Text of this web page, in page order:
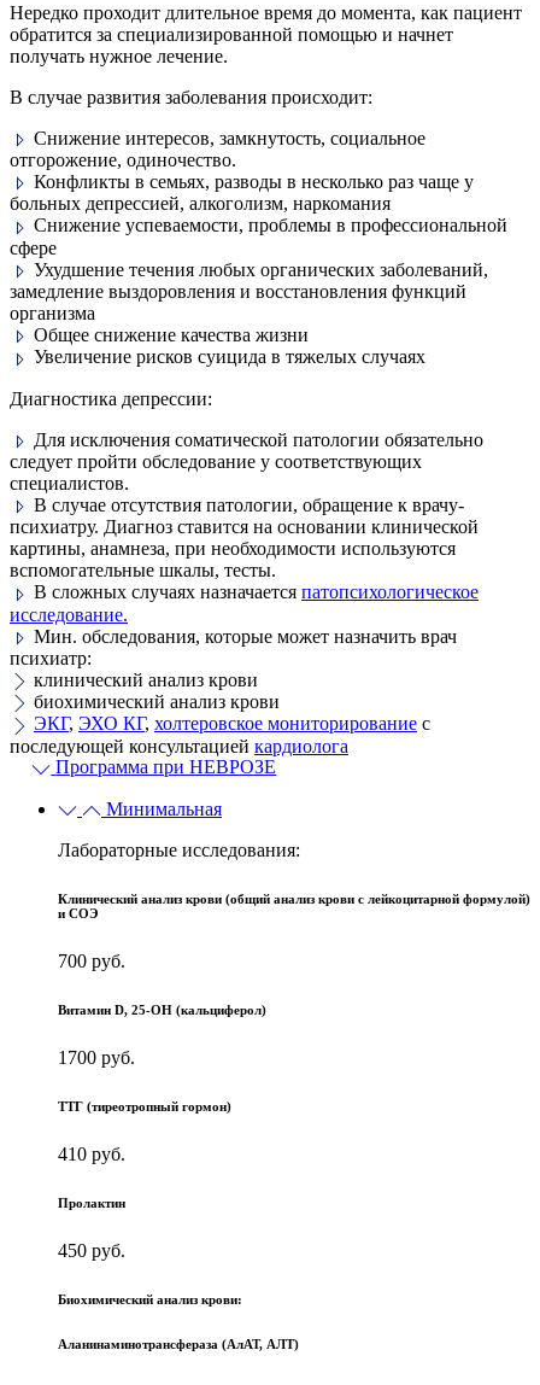
Нередко проходит длительное время до момента, как пациент
обратится за специализированной помощью и начнет
получать нужное лечение.
В случае развития заболевания происходит:
Снижение интересов, замкнутость, социальное
отгорожение, одиночество.
Конфликты в семьях, разводы в несколько раз чаще у
больных депрессией, алкоголизм, наркомания
Снижение успеваемости, проблемы в профессиональной
сфере
Ухудшение течения любых органических заболеваний,
замедление выздоровления и восстановления функций
организма
Общее снижение качества жизни
Увеличение рисков суицида в тяжелых случаях
Диагностика депрессии:
Для исключения соматической патологии обязательно
следует пройти обследование у соответствующих
специалистов.
В случае отсутствия патологии, обращение к врачу-
психиатру. Диагноз ставится на основании клинической
картины, анамнеза, при необходимости используются
вспомогательные шкалы, тесты.
В сложных случаях назначается патопсихологическое
исследование.
Мин. обследования, которые может назначить врач
психиатр:
клинический анализ крови
биохимический анализ крови
ЭКГ, ЭХО КГ, холтеровское мониторирование с
последующей консультацией кардиолога
Программа при НЕВРОЗЕ
Минимальная
Лабораторные исследования:
Клинический анализ крови (общий анализ крови с лейкоцитарной формулой)
и СОЭ
700 руб.
Витамин D, 25-OH (кальциферол)
1700 руб.
ТТГ (тиреотропный гормон)
410 руб.
Пролактин
450 руб.
Биохимический анализ крови:
Аланинаминотрансфераза (АлАТ, АЛТ)